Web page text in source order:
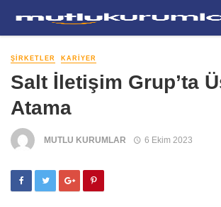
ŞIRKETLER KARIYER
Salt İletişim Grup’ta
Atama
MUTLU KURUMLAR 6 Ekim 2023